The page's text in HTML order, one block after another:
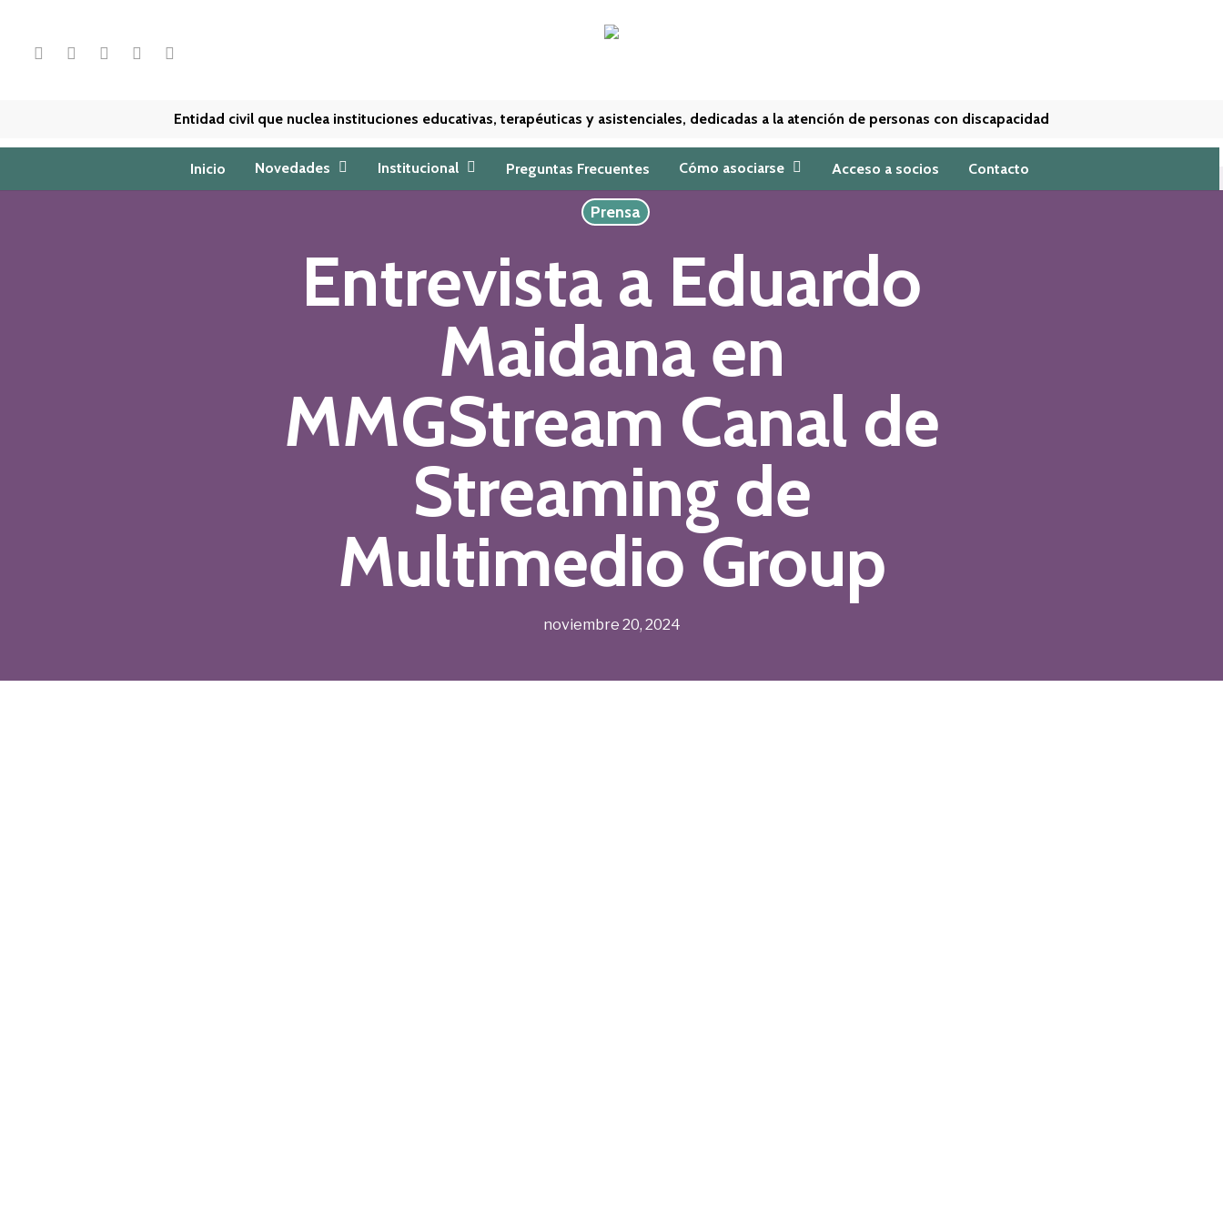
Entidad civil que nuclea instituciones educativas, terapéuticas y asistenciales, dedicadas a la atención de personas con discapacidad
facebooklinkedinyoutubeinstagram
Inicio Novedades Institucional Preguntas Frecuentes Cómo asociarse Acceso a socios Contacto
Prensa
Entrevista a Eduardo
Maidana en
MMGStream Canal de
Streaming de
Multimedio Group
noviembre 20, 2024